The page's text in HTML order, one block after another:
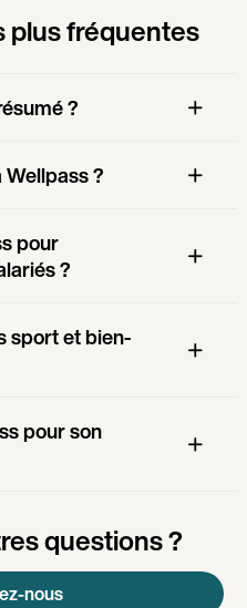
plus fréquentes
?
?
pour
?
sport et bien-
pour son
questions ?
nous